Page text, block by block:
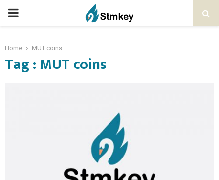
PRIMARY
Home MUT coins
Tag : MUT coins